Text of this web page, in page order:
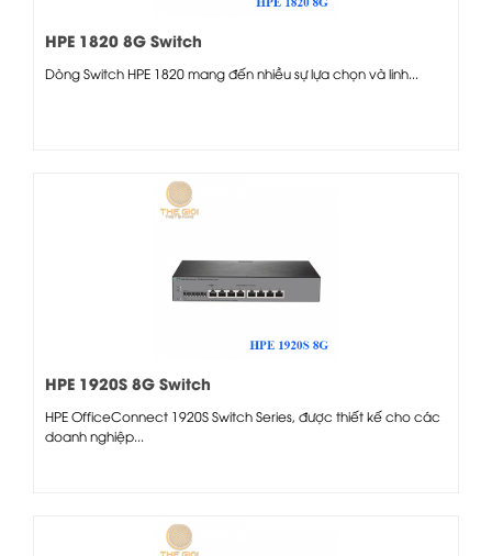
HPE 1820 8G Switch
Dòng Switch HPE 1820 mang đến nhiều sự lựa chọn và linh...
HPE 1920S 8G Switch
HPE OfficeConnect 1920S Switch Series, được thiết kế cho các
doanh nghiệp...